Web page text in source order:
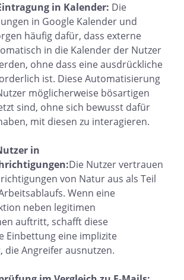
in Kalender: Die
in Google Kalender und
häufig dafür, dass externe
in die Kalender der Nutzer
ohne dass eine ausdrückliche
ist. Diese Automatisierung
möglicherweise bösartigen
sind, ohne sich bewusst dafür
mit diesen zu interagieren.
in
Die Nutzer vertrauen
von Natur aus als Teil
Wenn eine
neben legitimen
auftritt, schafft diese
Einbettung eine implizite
die Angreifer ausnutzen.